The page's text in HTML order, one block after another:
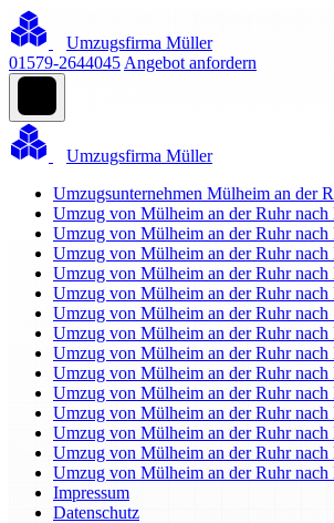
Umzugsfirma Müller
01579-2644045 Angebot anfordern
Umzugsfirma Müller
Umzugsunternehmen Mülheim an der
Umzug von Mülheim an der Ruhr nach
Umzug von Mülheim an der Ruhr nach
Umzug von Mülheim an der Ruhr nach
Umzug von Mülheim an der Ruhr nach
Umzug von Mülheim an der Ruhr
Umzug von Mülheim an der Ruhr nach
Umzug von Mülheim an der Ruhr nach
Umzug von Mülheim an der Ruhr
Umzug von Mülheim an der Ruhr nach
Umzug von Mülheim an der Ruhr nach
Umzug von Mülheim an der Ruhr nach
Umzug von Mülheim an der Ruhr nach
Umzug von Mülheim an der Ruhr nach
Umzug von Mülheim an der Ruhr nach
Impressum
Datenschutz